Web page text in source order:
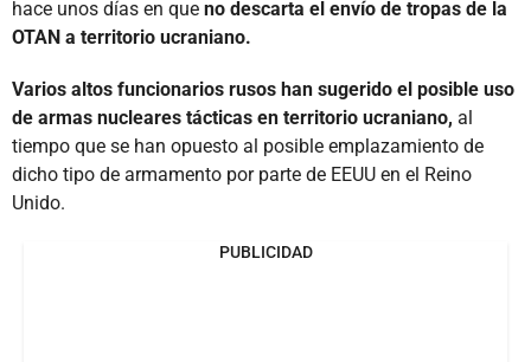
hace unos días en que no descarta el envío de tropas de la
OTAN a territorio ucraniano.
Varios altos funcionarios rusos han sugerido el posible uso
de armas nucleares tácticas en territorio ucraniano, al
tiempo que se han opuesto al posible emplazamiento de
dicho tipo de armamento por parte de EEUU en el Reino
Unido.
PUBLICIDAD